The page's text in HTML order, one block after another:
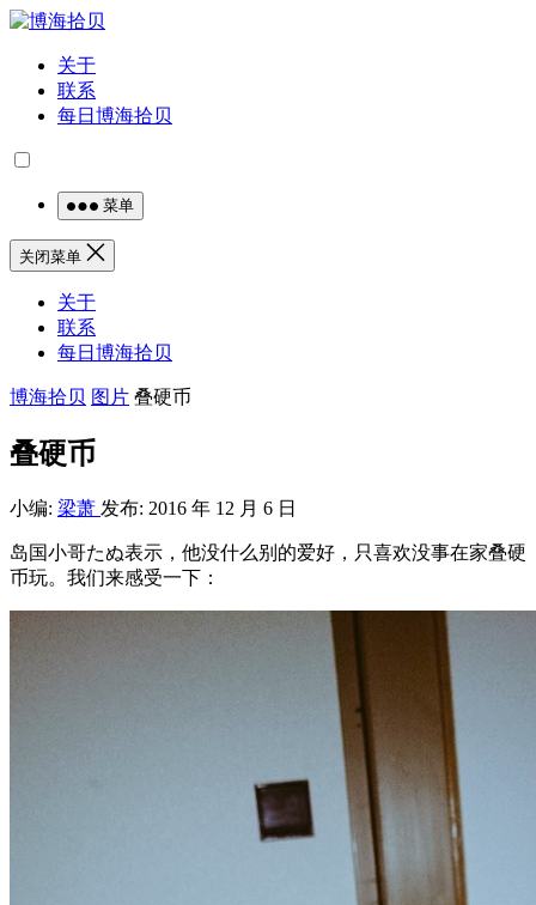
关于
联系
每日博海拾贝
菜单
关闭菜单
关于
联系
每日博海拾贝
博海拾贝 图片 叠硬币
叠硬币
小编: 梁萧 发布: 2016 年 12 月 6 日
岛国小哥たぬ表示，他没什么别的爱好，只喜欢没事在家叠硬
币玩。我们来感受一下：